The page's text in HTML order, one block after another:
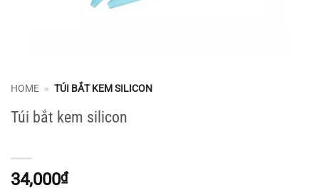
HOME » TÚI BẮT KEM SILICON
Túi bắt kem silicon
34,000₫